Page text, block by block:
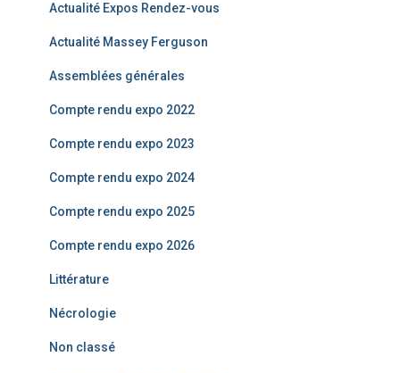
Actualité Expos Rendez-vous
Actualité Massey Ferguson
Assemblées générales
Compte rendu expo 2022
Compte rendu expo 2023
Compte rendu expo 2024
Compte rendu expo 2025
Compte rendu expo 2026
Littérature
Nécrologie
Non classé